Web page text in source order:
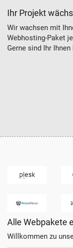
Ihr Projekt
Wir wachsen mit
Webhosting-Paket
Gerne sind Ihr
Alle Webpakete
Willkommen zu